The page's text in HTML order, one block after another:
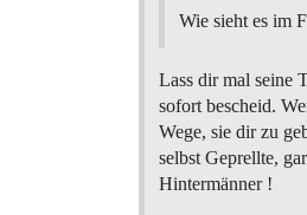
Wie sieht es im
Lass dir mal seine
sofort bescheid.
Wege, sie dir zu
selbst Geprellte,
Hintermänner !